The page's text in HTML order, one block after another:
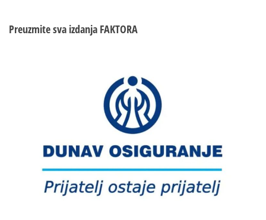
Preuzmite sva izdanja FAKTORA